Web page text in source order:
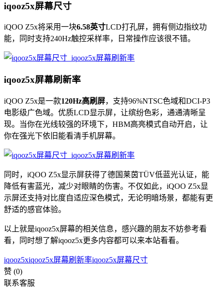
iqooz5x屏幕尺寸
iQOO Z5x将采用一块6.58英寸LCD打孔屏，拥有侧边指纹功
能，同时支持240Hz触控采样率，日常操作应该很不错。
iqooz5x屏幕刷新率
iQOO Z5x是一款120Hz高刷屏，支持96%NTSC色域和DCI-P3
电影级广色域。优质LCD显示屏，让缤纷色彩，通通清晰呈
现。当你在光线较强的环境下，HBM高亮模式自动开启，让
你在强光下依旧能看清手机屏幕。
同时，iQOO Z5x显示屏获得了德国莱茵TÜV低蓝光认证，能
降低有害蓝光，减少对眼睛的伤害。不仅如此，iQOO Z5x显
示屏还支持对比度自适应深色模式，无论明暗场景，都能有更
舒适的感官体验。
以上就是iqooz5x屏幕的相关信息，感兴趣的朋友不妨参考看
看，同时想了解iqooz5x更多内容都可以来本站看看。
iqooz5xiqooz5x屏幕刷新率iqooz5x屏幕尺寸
赞 (0)
联系客服